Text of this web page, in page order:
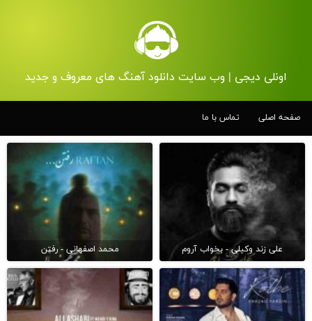
اونلی دیجی | وب سایت دانلود آهنگ های معروف و جدید
صفحه اصلی تماس با ما
علی زند وکیلی - بخواب آروم محمد اصفهانی - رفتن